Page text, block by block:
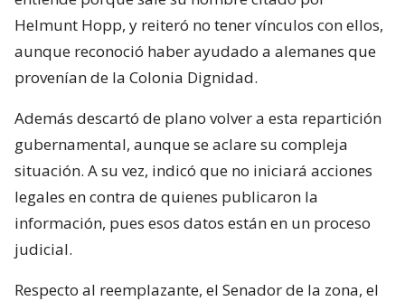
Helmunt Hopp, y reiteró no tener vínculos con ellos,
aunque reconoció haber ayudado a alemanes que
provenían de la Colonia Dignidad.
Además descartó de plano volver a esta repartición
gubernamental, aunque se aclare su compleja
situación. A su vez, indicó que no iniciará acciones
legales en contra de quienes publicaron la
información, pues esos datos están en un proceso
judicial.
Respecto al reemplazante, el Senador de la zona, el